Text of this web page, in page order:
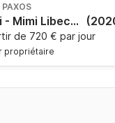
PAXOS
Mimi - Mimi Libeccio 8,5 Wa
de 720 € par jour
propriétaire